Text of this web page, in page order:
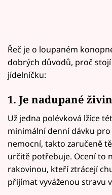
Řeč je o loupaném
dobrých důvodů, proč
jídelníčku:
1. Je nadupané
Už jedna polévková lžíce
minimální denní dávku
nemocní, takto zaručeně
určitě potřebuje. Ocení to
rakovinou, kteří ztrácejí
přijímat vyváženou stravu